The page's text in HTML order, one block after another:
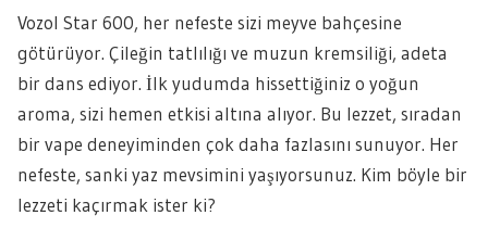
Vozol Star 600, her nefeste sizi meyve bahçesine
götürüyor. Çileğin tatlılığı ve muzun kremsiliği, adeta
bir dans ediyor. İlk yudumda hissettiğiniz o yoğun
aroma, sizi hemen etkisi altına alıyor. Bu lezzet, sıradan
bir vape deneyiminden çok daha fazlasını sunuyor. Her
nefeste, sanki yaz mevsimini yaşıyorsunuz. Kim böyle bir
lezzeti kaçırmak ister ki?